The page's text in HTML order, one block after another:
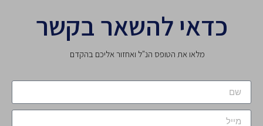
כדאי להשאר בקשר
מלאו את הטופס הנ"ל ואחזור אליכם בהקדם